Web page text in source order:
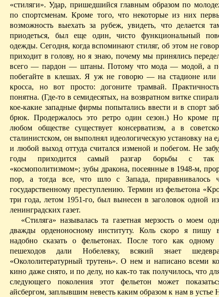
«стиляги». Удар, пришедшийся главным образом по
по спортсменам. Кроме того, что некоторые из них
возможность выехать за рубеж, увидеть, что делается
приодеться, был еще один, чисто функциональный
одежды. Сегодня, когда вспоминают стиляг, об этом не
приходит в голову, но я знаю, почему мы принялись
всего — пардон — штаны. Потому что мода — модой, а
побегайте в клешах. Я уж не говорю — на стадионе или
кросса, но вот просто: догоните трамвай.
понятна. (Где-то в семидесятых, на возвратном витке
кое-какие западные фирмы попытались ввести и в спорт
брюк.
Продержалось это ретро один сезон.) Но кроме
любом обществе существует консерватизм, а в
сталинистском, он выполнял идеологическую установку на
и любой выход оттуда считался изменой и побегом. Не
годы приходится самый разгар борьбы с так
«космополитизмом»; зубы дракона, посеянные в 1948-м,
пор, а тогда все, что шло с Запада, приравнивалось
государственному преступлению. Термин из фельетона
три года, летом 1951-го, был вынесен в заголовок одной
ленинградских газет.
«Стиляга» называлась та газетная мерзость о моем
дважды орденоносному институту. Коль скоро я пишу
надобно сказать о фельетонах. После того как одному
пешеходов дали Нобелевку, всякий знает
«Окололитературный трутень». О нем и написано всеми
кино даже снято, и по делу, но как-то так получилось, что
следующего поколения этот фель­етон может
айсбергом, заплывшим невестькаким образом к нам в устье